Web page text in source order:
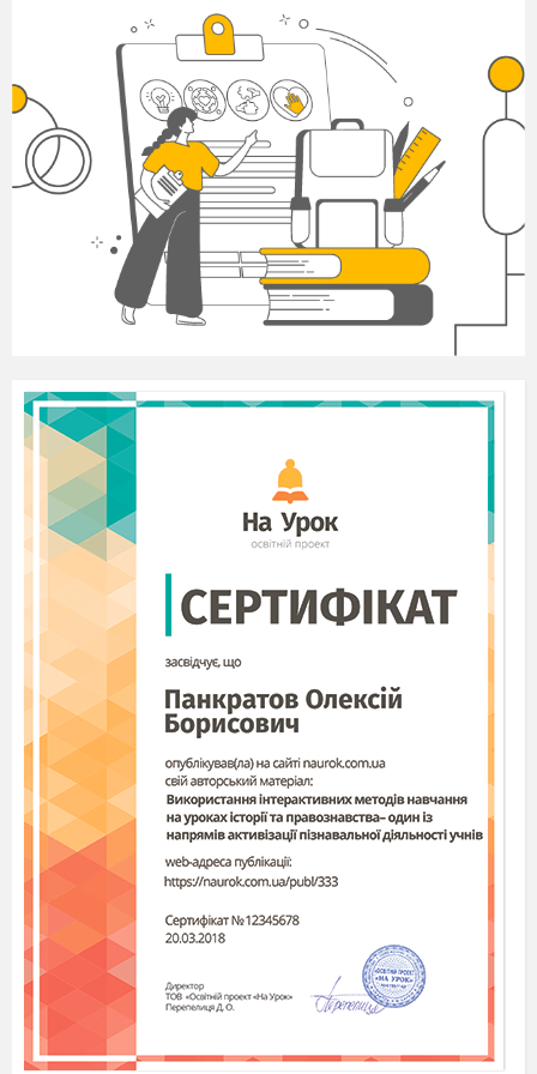
гетьманська. Так наче собі чоловічок
простенький, тихенький. Ніхто, дивлячись
на його, не подумав би
, що в сій голові
вертиться що-небудь, опріч думки про
смачний шматокхліба да затишну хату
Брюховецький)
«…був воїн уроди, возраста і красоти зіло
дивної, був високий, огрядний собі пан,
кругловидний, русявий, голова в кучерях,
як у золотому вінку, очі ясні, веселі, як зорі,
все ж як і допечуть йому, то стережись тоді
кожен»
4
«Був він син паволоцького пана, по
прізвищу Чепурного, учився в Київський
братській школі і вже сам вийшов. Як же
піднялись козаки з гетьманом Остряницею,
то він устряв до козацького війська, бо
гарячий був чоловік…. і не всидів би у своїй
парафії, чуючи як ллється рідна йому кров
за без
божний глум польських консистентів і
урядників над українцями»(І. Шрам)
5 «Був щирий козак, лучче йому з нудьги
загинути, ніж панотця навік перечорнити і
золоту свою славу гряззю закаляти»
(П.
Шраменко)
6 «А вона ж то стояла, підійшовши під
трошки засоромилась перед поважним
гостем, то й очиці спустила в землю, а на
виду аж сіяє… І що вже, як хороше
вдасться! Чи заговорить, чи рукою поведе,
чи піде по хаті — усе не так, як хто інший: